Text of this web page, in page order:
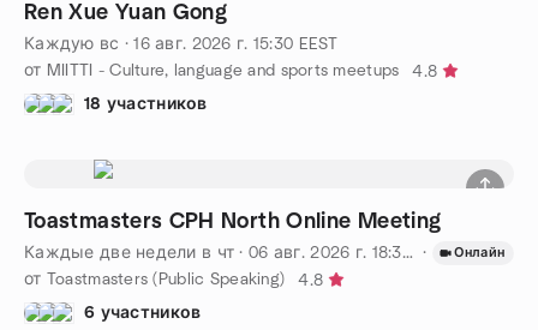
Ren Xue Yuan Gong
Каждую вс ·16 авг. 2026 г. 15:30 EEST
от MIITTI - Culture, language and sports meetups
4.8
18 участников
Toastmasters CPH North Online Meeting
Каждые две недели в чт ·06 авг. 2026 г. 18:30 CEST
· Онлайн
от Toastmasters (Public Speaking)
4.8
6 участников